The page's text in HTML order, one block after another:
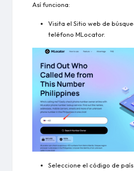
Así funciona:
Visita el Sitio web de
teléfono MLocator.
Seleccione el código de